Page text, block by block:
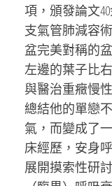
項，頒發論文
支氣管肺減容
盆完美對稱的
左邊的葉子比
與醫治重癥慢
總結他的單戀不
氣，而變成了
床經歷，安身
展開摸索性研